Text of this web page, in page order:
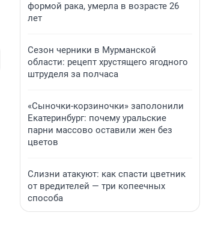
формой рака, умерла в возрасте 26
лет
Сезон черники в Мурманской
области: рецепт хрустящего ягодного
штруделя за полчаса
«Сыночки-корзиночки» заполонили
Екатеринбург: почему уральские
парни массово оставили жен без
цветов
Слизни атакуют: как спасти цветник
от вредителей — три копеечных
способа